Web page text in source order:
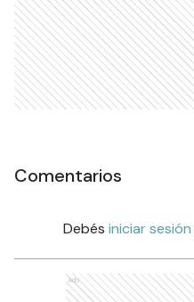
Comentarios
Debés iniciar sesión
Ads